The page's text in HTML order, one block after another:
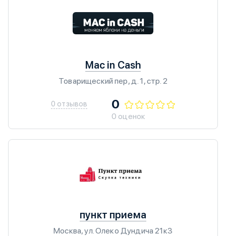
Mac in Cash
Товарищеский пер, д. 1, стр. 2
0 отзывов 0
0 оценок
пункт приема
Москва, ул. Олеко Дундича 21к3